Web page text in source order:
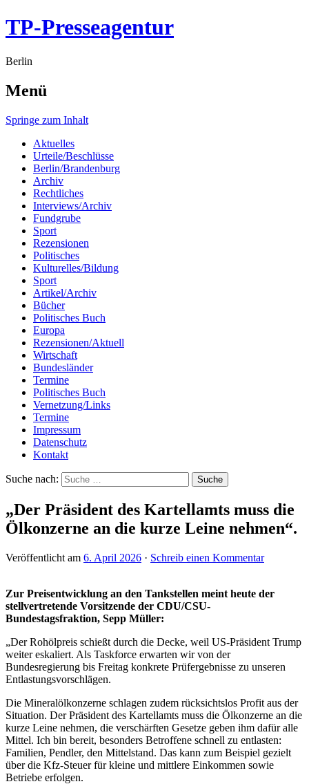
TP-Presseagentur
Berlin
Menü
Springe zum Inhalt
Aktuelles
Urteile/Beschlüsse
Berlin/Brandenburg
Archiv
Rechtliches
Interviews/Archiv
Fundgrube
Sport
Rezensionen
Politisches
Kulturelles/Bildung
Sport
Artikel/Archiv
Bücher
Politisches Buch
Europa
Rezensionen/Aktuell
Wirtschaft
Bundesländer
Termine
Politisches Buch
Vernetzung/Links
Termine
Impressum
Datenschutz
Kontakt
Suche nach:
„Der Präsident des Kartellamts muss die
Ölkonzerne an die kurze Leine nehmen“.
Veröffentlicht am 6. April 2026 · Schreib einen Kommentar
Zur Preisentwicklung an den Tankstellen meint heute der
stellvertretende Vorsitzende der CDU/CSU-
Bundestagsfraktion, Sepp Müller:
„Der Rohölpreis schießt durch die Decke, weil US-Präsident Trump
weiter eskaliert. Als Taskforce erwarten wir von der
Bundesregierung bis Freitag konkrete Prüfergebnisse zu unseren
Entlastungsvorschlägen.
Die Mineralölkonzerne schlagen zudem rücksichtslos Profit aus der
Situation. Der Präsident des Kartellamts muss die Ölkonzerne an die
kurze Leine nehmen, die verschärften Gesetze geben ihm dafür alle
Mittel. Ich bin bereit, besonders Betroffene schnell zu entlasten:
Familien, Pendler, den Mittelstand. Das kann zum Beispiel gezielt
über die Kfz-Steuer für kleine und mittlere Einkommen sowie
Betriebe erfolgen.